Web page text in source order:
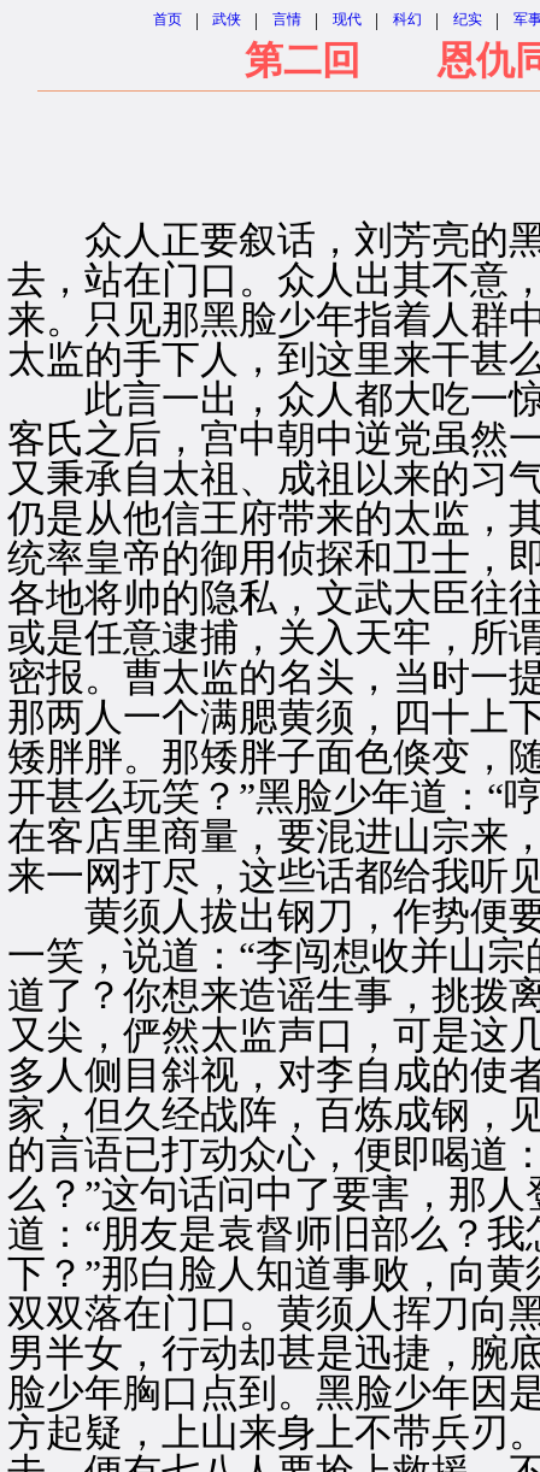
首页 | 武侠 | 言情 | 现代 | 科幻 | 纪实 | 军
第二回 恩仇同
众人正要叙话，刘芳亮的黑
去，站在门口。众人出其不意
来。只见那黑脸少年指着人群
太监的手下人，到这里来干甚
此言一出，众人都大吃一惊
客氏之后，宫中朝中逆党虽然
又秉承自太祖、成祖以来的习
仍是从他信王府带来的太监，
统率皇帝的御用侦探和卫士，
各地将帅的隐私，文武大臣往
或是任意逮捕，关入天牢，所
密报。曹太监的名头，当时一
那两人一个满腮黄须，四十上
矮胖胖。那矮胖子面色倏变，
开甚么玩笑？”黑脸少年道：“
在客店里商量，要混进山宗来
来一网打尽，这些话都给我听
黄须人拔出钢刀，作势便要
一笑，说道：“李闯想收并山
道了？你想来造谣生事，挑拨
又尖，俨然太监声口，可是这
多人侧目斜视，对李自成的使
家，但久经战阵，百炼成钢，
的言语已打动众心，便即喝道
么？”这句话问中了要害，那
道：“朋友是袁督师旧部么？
下？”那白脸人知道事败，向
双双落在门口。黄须人挥刀向
男半女，行动却甚是迅捷，腕
脸少年胸口点到。黑脸少年因
方起疑，上山来身上不带兵刃